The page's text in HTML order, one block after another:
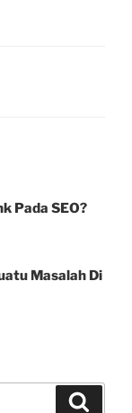
Pada SEO?
Masalah Di